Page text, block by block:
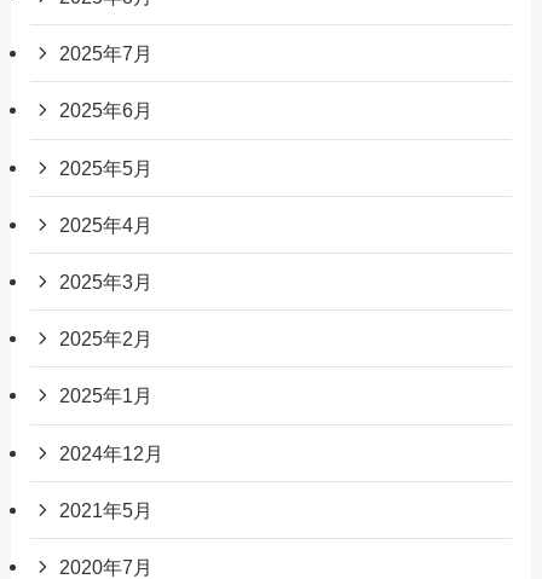
2025年7月
2025年6月
2025年5月
2025年4月
2025年3月
2025年2月
2025年1月
2024年12月
2021年5月
2020年7月